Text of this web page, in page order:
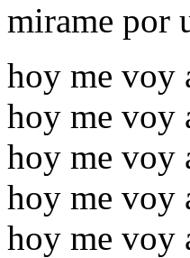
mirame por
hoy me voy
hoy me voy
hoy me voy
hoy me voy
hoy me voy